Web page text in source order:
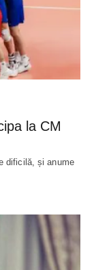
la CM
dificilă, și anume